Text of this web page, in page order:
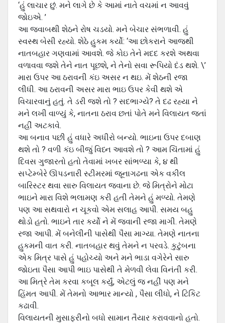
‘હું લાચાર છું. મને લાગે છે કે આમાં નાતે વચમાં ન આવવું
જોઇએ. ’
આ જવાબથી શેઠને રોષ ચડયો. મને બેચાર સંભળાવી. હું
સ્વસ્થ બેસી રહ્યો. શેઠે હુકમ કર્યો: ‘આ છોકરાને આજથી
નાતબહાર ગણવામાં આવશે. જે કોઇ તેને મદદ કરશે અથવા
વળાવવા જશે તેને નાત પૂછશે, ને તેનો સવા રૂપિ‍યો દંડ થશે. \’
મારા ઉપર આ ઠરાવની કંઇ અસર ન થઇ. મેં શેઠની રજા
લીધી. આ ઠરાવની અસર મારા ભાઇ ઉપર કેવી થશે એ
વિચારવાનું હતું. તે ડરી જશે તો ? સદભાગ્યે? તે દઢ રહ્યા ને
મને લખી વાળ્યું કે, નાતના ઠરાવ છતાં પોતે મને વિલાયત જતાં
નહીં અટકાવે.
આ બનાવ પછી હું વધારે અધીરો બન્યો. ભાઇના ઉપર દબાણ
થશે તો ? વળી કંઇ બીજું વિધ્ન આવશે તો ? આમ ચિંતામાં હું
દિવસ ગુજારતો હતો તેવામાં ખબર સાંભળ્યા કે, ૪ થી
સપ્ટેમ્બેરે ઊપડનારી સ્ટીમરમાં જૂનાગઢના એક વકીલ
બારિસ્ટર થવા સારુ વિલાયત જવાના છે. જે મિત્રોને મોટા
ભાઇને મારા વિશે ભલામણ કરી હતી તેમને હું મળ્યો. તેમણે
પણ આ સથવારો ન ચૂકવો એમ સલાહ આપી. સમય બહુ
થોડો હતો. ભાઇને તાર કર્યો ને મેં જવાની રજા માગી. તેમણે
રજા આપી. મેં બનેલીની પાસેથી પૈસા માગ્યા. તેમણે નાતના
હુકમની વાત કરી. નાતબહાર થવું તેમને ન પરવડે. કુટુંબના
એક મિત્ર પાસે હું પહોચ્યો અને મને ભાડા વગેરેને સારુ
જોઇતા પૈસા આપી ભાઇ પાસેથી તે મેળવી લેવા વિનંતી કરી.
આ મિત્રે તેમ કરવા કબૂલ કર્યું, એટલું જ નહીં પણ મને
હિંમત આપી. મેં તેમનો આભાર માન્યો , પૈસા લીધો, ને ટિકિટ
કઢાવી.
વિલાયતની મુસાફરીનો બધો સામાન તૈયાર કરાવવાનો હતો.